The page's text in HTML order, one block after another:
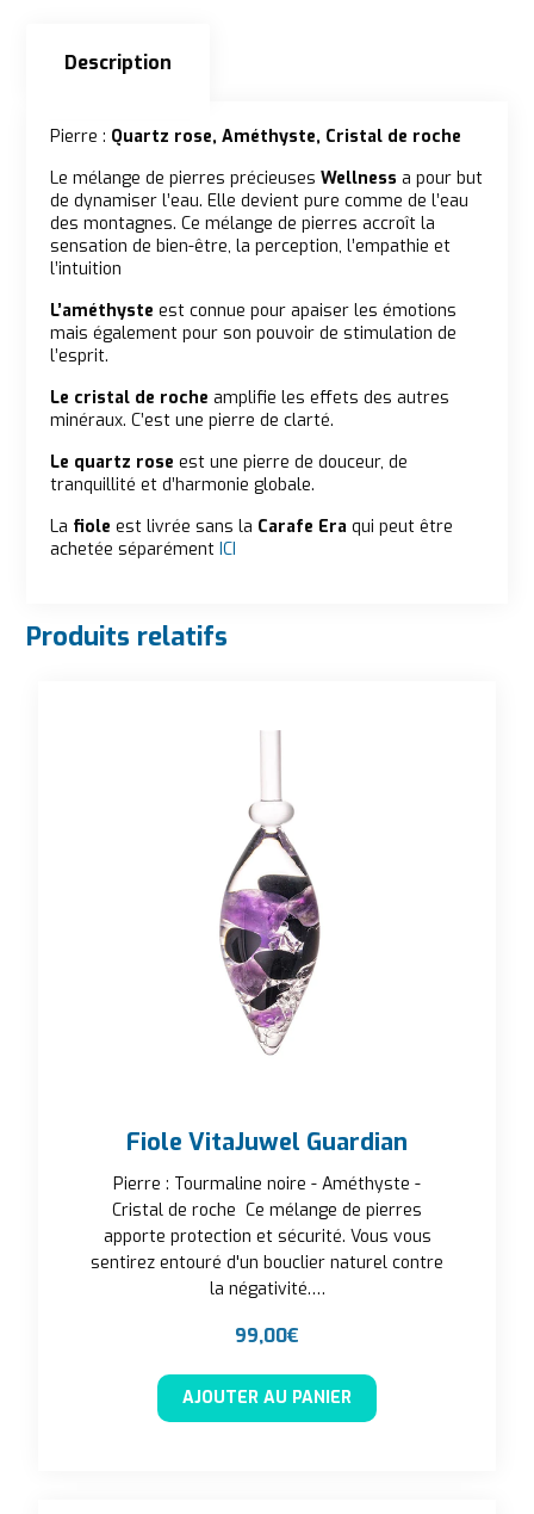
Description
Description
Pierre : Quartz rose, Améthyste, Cristal de roche
Le mélange de pierres précieuses Wellness a pour but
de dynamiser l’eau. Elle devient pure comme de l’eau
des montagnes. Ce mélange de pierres accroît la
sensation de bien-être, la perception, l’empathie et
l’intuition
L’améthyste est connue pour apaiser les émotions
mais également pour son pouvoir de stimulation de
l’esprit.
Le cristal de roche amplifie les effets des autres
minéraux. C’est une pierre de clarté.
Le quartz rose est une pierre de douceur, de
tranquillité et d’harmonie globale.
La fiole est livrée sans la Carafe Era qui peut être
achetée séparément ICI
Produits relatifs
Fiole VitaJuwel Guardian
Pierre : Tourmaline noire - Améthyste -
Cristal de roche Ce mélange de pierres
apporte protection et sécurité. Vous vous
sentirez entouré d'un bouclier naturel contre
la négativité.…
99,00€
AJOUTER AU PANIER